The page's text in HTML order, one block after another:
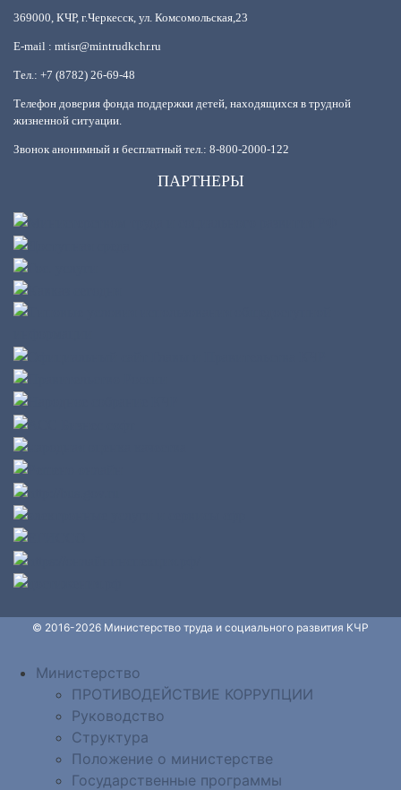
369000, КЧР, г.Черкесск, ул. Комсомольская,23
E-mail : mtisr@mintrudkchr.ru
Тел.: +7 (8782) 26-69-48
Телефон доверия фонда поддержки детей, находящихся в трудной
жизненной ситуации.
Звонок анонимный и бесплатный тел.: 8-800-2000-122
ПАРТНЕРЫ
© 2016-2026 Министерство труда и социального развития КЧР
Министерство
ПРОТИВОДЕЙСТВИЕ КОРРУПЦИИ
Руководство
Структура
Положение о министерстве
Государственные программы